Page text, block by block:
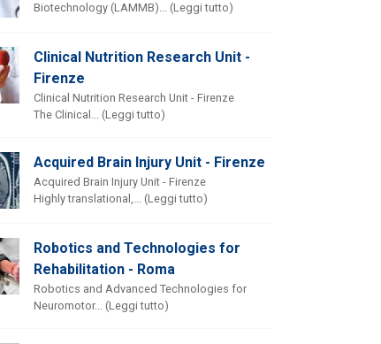
Biotechnology (LAMMB)... (Leggi tutto)
Clinical Nutrition Research Unit -
Firenze
Clinical Nutrition Research Unit - Firenze
The Clinical... (Leggi tutto)
Acquired Brain Injury Unit - Firenze
Acquired Brain Injury Unit - Firenze
Highly translational,... (Leggi tutto)
Robotics and Technologies for
Rehabilitation - Roma
Robotics and Advanced Technologies for
Neuromotor... (Leggi tutto)